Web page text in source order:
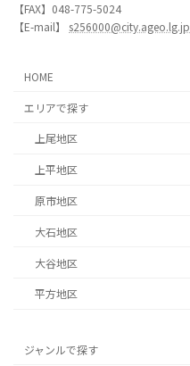
【FAX】048-775-5024
【E-mail】 s256000@city.ageo.lg.jp
HOME
エリアで探す
上尾地区
上平地区
原市地区
大石地区
大谷地区
平方地区
ジャンルで探す